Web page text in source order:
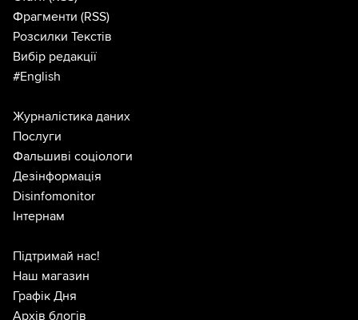
Фрагменти (RSS)
Розсилки Текстів
Вибір редакції
#English
Журналістика даних
Послуги
Фальшиві соціологи
Дезінформація
Disinfomonitor
Інтернам
Підтримай нас!
Наш магазин
Графік Дня
Архів блогів